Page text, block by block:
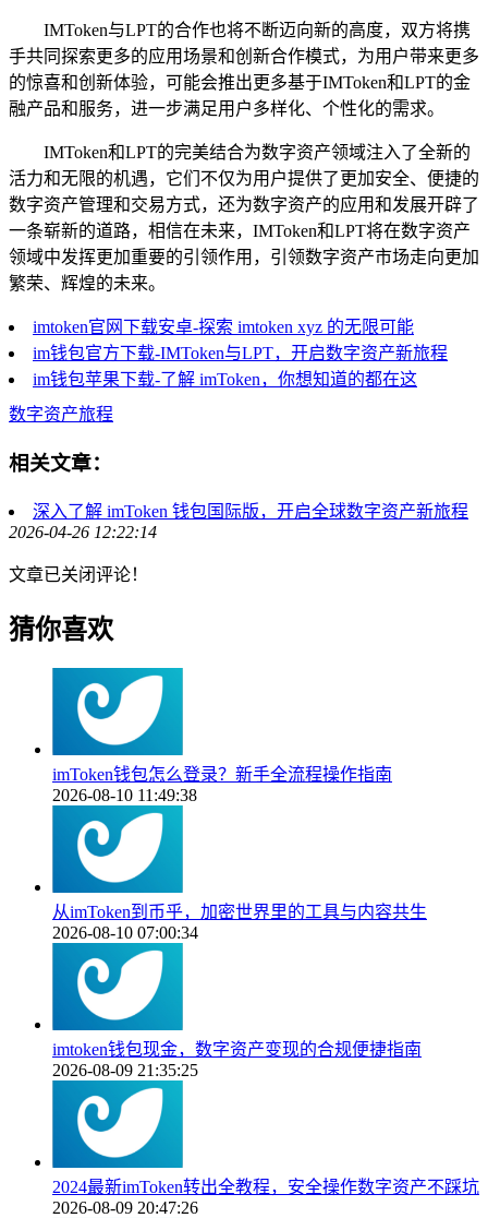
IMToken与LPT的合作也将不断迈向新的高度，双方将携
手共同探索更多的应用场景和创新合作模式，为用户带来更多
的惊喜和创新体验，可能会推出更多基于IMToken和LPT的金
融产品和服务，进一步满足用户多样化、个性化的需求。
IMToken和LPT的完美结合为数字资产领域注入了全新的
活力和无限的机遇，它们不仅为用户提供了更加安全、便捷的
数字资产管理和交易方式，还为数字资产的应用和发展开辟了
一条崭新的道路，相信在未来，IMToken和LPT将在数字资产
领域中发挥更加重要的引领作用，引领数字资产市场走向更加
繁荣、辉煌的未来。
imtoken官网下载安卓-探索 imtoken xyz 的无限可能
im钱包官方下载-IMToken与LPT，开启数字资产新旅程
im钱包苹果下载-了解 imToken，你想知道的都在这
数字资产旅程
相关文章：
深入了解 imToken 钱包国际版，开启全球数字资产新旅程
2026-04-26 12:22:14
文章已关闭评论！
猜你喜欢
imToken钱包怎么登录？新手全流程操作指南
2026-08-10 11:49:38
从imToken到币乎，加密世界里的工具与内容共生
2026-08-10 07:00:34
imtoken钱包现金，数字资产变现的合规便捷指南
2026-08-09 21:35:25
2024最新imToken转出全教程，安全操作数字资产不踩坑
2026-08-09 20:47:26